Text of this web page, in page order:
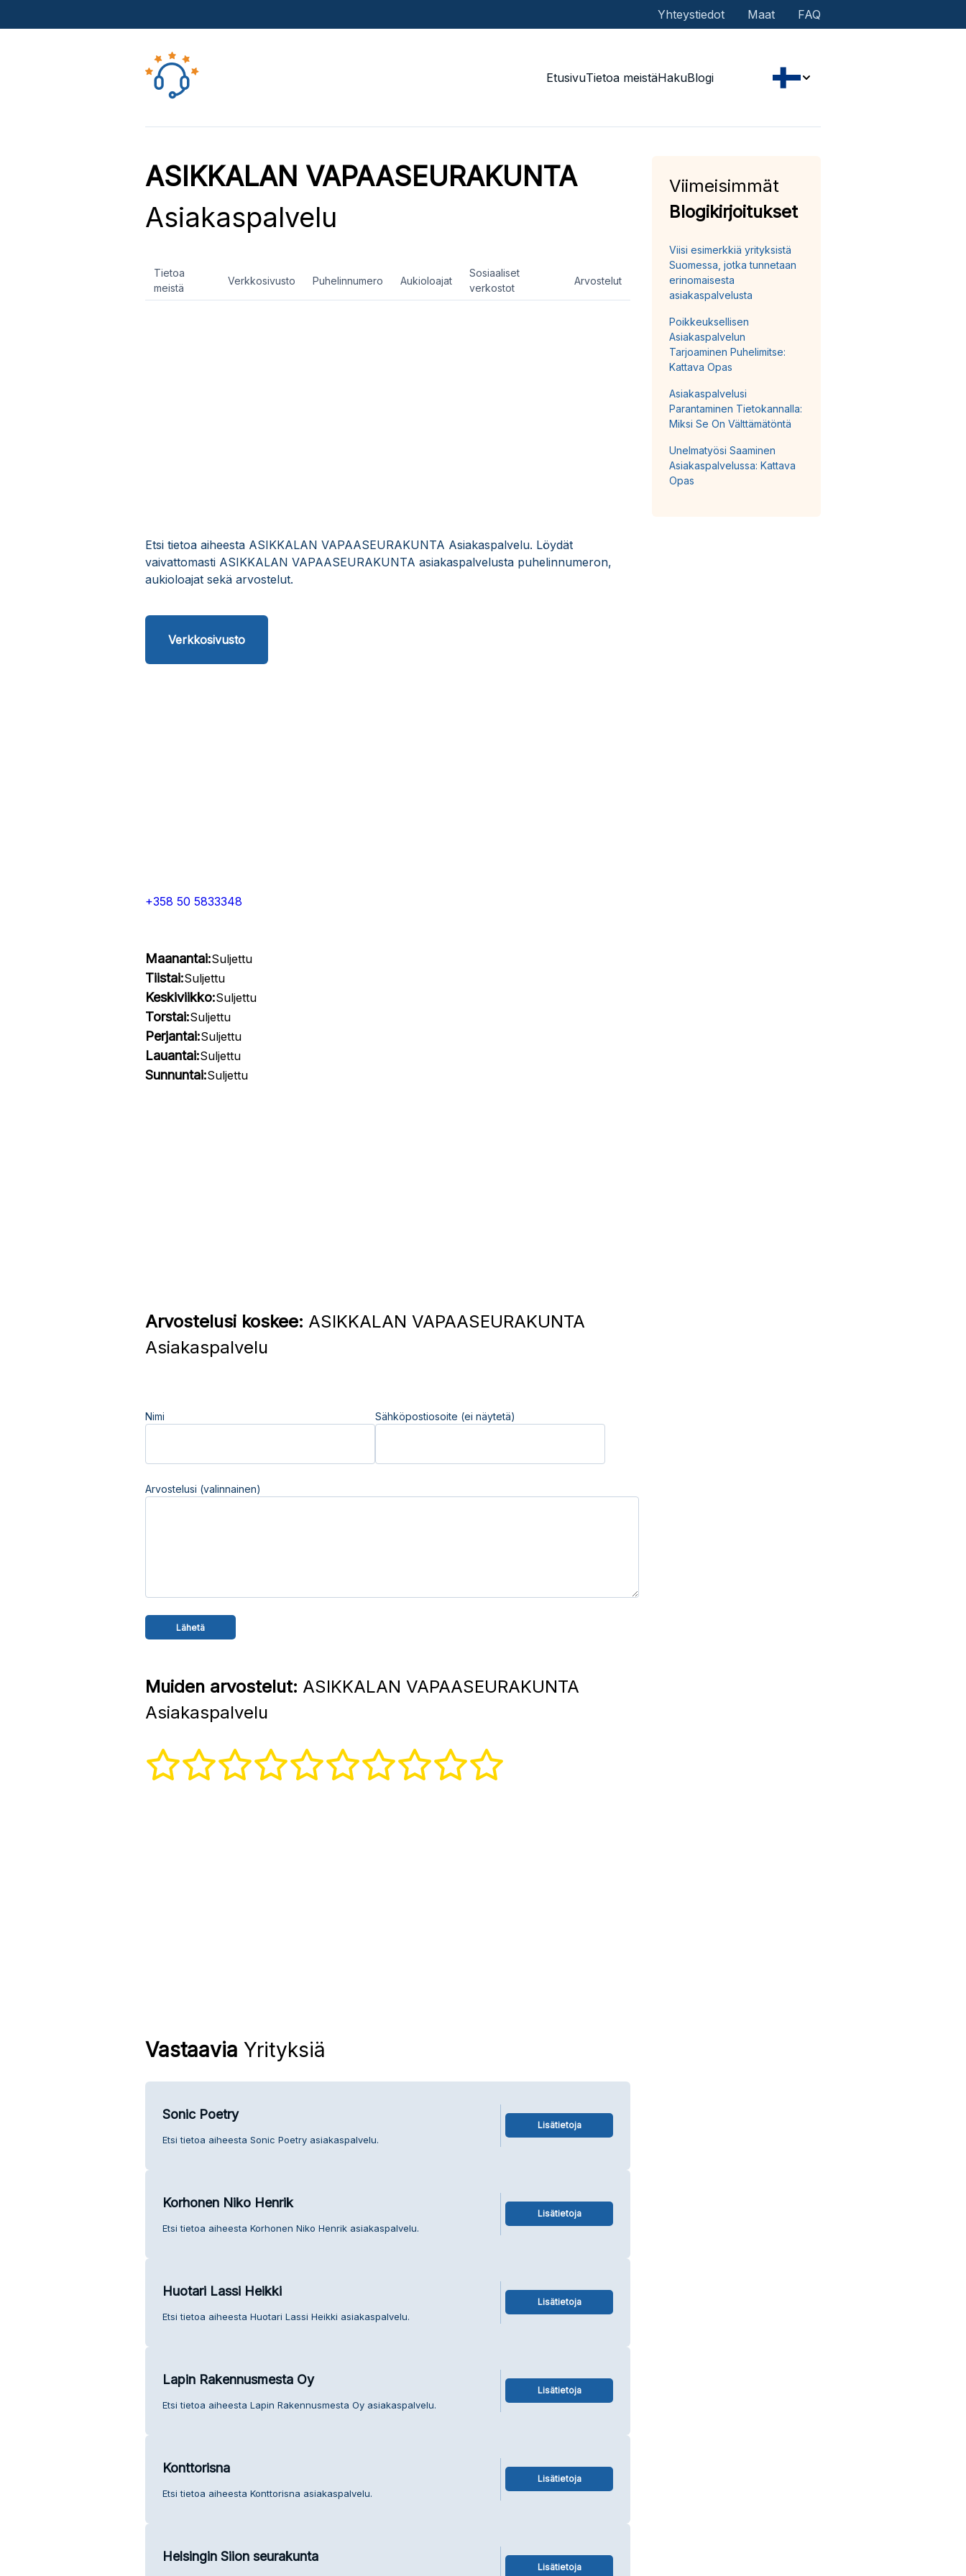
Yhteystiedot Maat FAQ
EtusivuTietoa meistäHakuBlogi
ASIKKALAN VAPAASEURAKUNTA
Asiakaspalvelu
Tietoa
meistä
Verkkosivusto Puhelinnumero Aukioloajat
Sosiaaliset
verkostot
Arvostelut
Etsi tietoa aiheesta ASIKKALAN VAPAASEURAKUNTA Asiakaspalvelu. Löydät
vaivattomasti ASIKKALAN VAPAASEURAKUNTA asiakaspalvelusta puhelinnumeron,
aukioloajat sekä arvostelut.
Verkkosivusto
+358 50 5833348
Maanantai:Suljettu
Tiistai:Suljettu
Keskiviikko:Suljettu
Torstai:Suljettu
Perjantai:Suljettu
Lauantai:Suljettu
Sunnuntai:Suljettu
Arvostelusi koskee: ASIKKALAN VAPAASEURAKUNTA
Asiakaspalvelu
Nimi Sähköpostiosoite (ei näytetä)
Arvostelusi (valinnainen)
Muiden arvostelut: ASIKKALAN VAPAASEURAKUNTA
Asiakaspalvelu
Vastaavia Yrityksiä
Sonic Poetry
Etsi tietoa aiheesta Sonic Poetry asiakaspalvelu.
Lisätietoja
Korhonen Niko Henrik
Etsi tietoa aiheesta Korhonen Niko Henrik asiakaspalvelu.
Lisätietoja
Huotari Lassi Heikki
Etsi tietoa aiheesta Huotari Lassi Heikki asiakaspalvelu.
Lisätietoja
Lapin Rakennusmesta Oy
Etsi tietoa aiheesta Lapin Rakennusmesta Oy asiakaspalvelu.
Lisätietoja
Konttorisna
Etsi tietoa aiheesta Konttorisna asiakaspalvelu.
Lisätietoja
Helsingin Siion seurakunta
Lisätietoja
Viimeisimmät
Blogikirjoitukset
Viisi esimerkkiä yrityksistä
Suomessa, jotka tunnetaan
erinomaisesta
asiakaspalvelusta
Poikkeuksellisen
Asiakaspalvelun
Tarjoaminen Puhelimitse:
Kattava Opas
Asiakaspalvelusi
Parantaminen Tietokannalla:
Miksi Se On Välttämätöntä
Unelmatyösi Saaminen
Asiakaspalvelussa: Kattava
Opas